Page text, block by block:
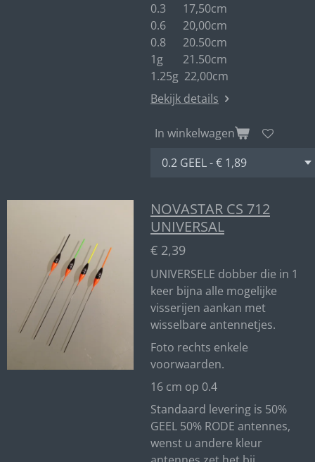
0.3 17,50cm
0.6 20,00cm
0.8 20.50cm
1g 21.50cm
1.25g 22,00cm
Bekijk details
In winkelwagen
NOVASTAR CS 712
UNIVERSAL
€ 2,39
UNIVERSELE dobber die in 1
keer bijna alle mogelijke
visserijen aankan met
wisselbare antennetjes.
Foto rechts enkele
voorwaarden.
16 cm op 0.4
Standaard levering is 50%
GEEL 50% RODE antennes,
wenst u andere kleur